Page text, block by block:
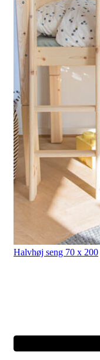
Halvhøj seng 70 x 200